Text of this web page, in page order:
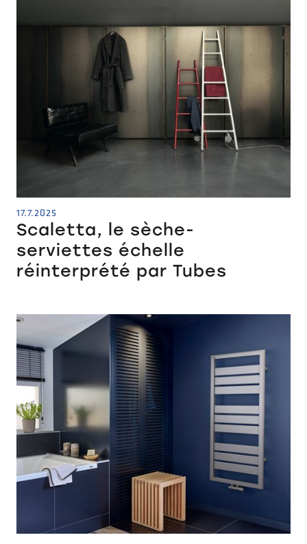
17.7.2025
Scaletta, le sèche-
serviettes échelle
réinterprété par Tubes